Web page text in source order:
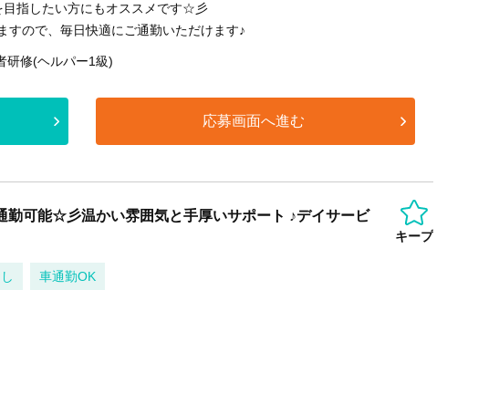
指したい方にもオススメです☆彡
すので、毎日快適にご通勤いただけます♪
研修(ヘルパー1級)
応募画面へ進む
可能☆彡温かい雰囲気と手厚いサポート ♪デイサービ
キープ
車通勤OK